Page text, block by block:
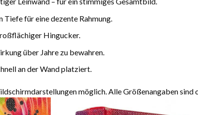
für eine dezente Rahmung.
Hingucker.
über Jahre zu bewahren.
an der Wand platziert.
möglich. Alle Größenangaben sind